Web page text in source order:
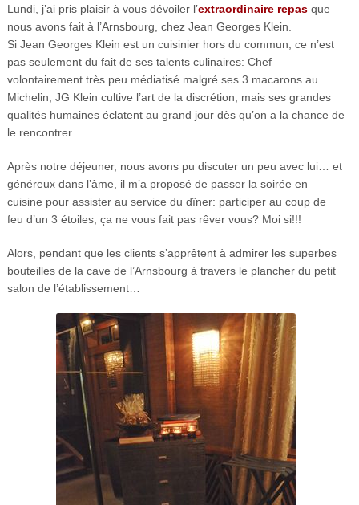
Lundi, j’ai pris plaisir à vous dévoiler l’extraordinaire repasque
nous avons fait à l’Arnsbourg, chez Jean Georges Klein.
Si Jean Georges Klein est un cuisinier hors du commun, ce n’est
pas seulement du fait de ses talents culinaires: Chef
volontairement très peu médiatisé malgré ses 3 macarons au
Michelin, JG Klein cultive l’art de la discrétion, mais ses grandes
qualités humaines éclatent au grand jour dès qu’on a la chance de
le rencontrer.
Après notre déjeuner, nous avons pu discuter un peu avec lui… et
généreux dans l’âme, il m’a proposé de passer la soirée en
cuisine pour assister au service du dîner: participer au coup de
feu d’un 3 étoiles, ça ne vous fait pas rêver vous? Moi si!!!
Alors, pendant que les clients s’apprêtent à admirer les superbes
bouteilles de la cave de l’Arnsbourg à travers le plancher du petit
salon de l’établissement…